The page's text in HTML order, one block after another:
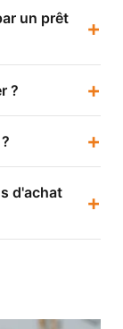
un prêt
+
? +
+
d'achat
+